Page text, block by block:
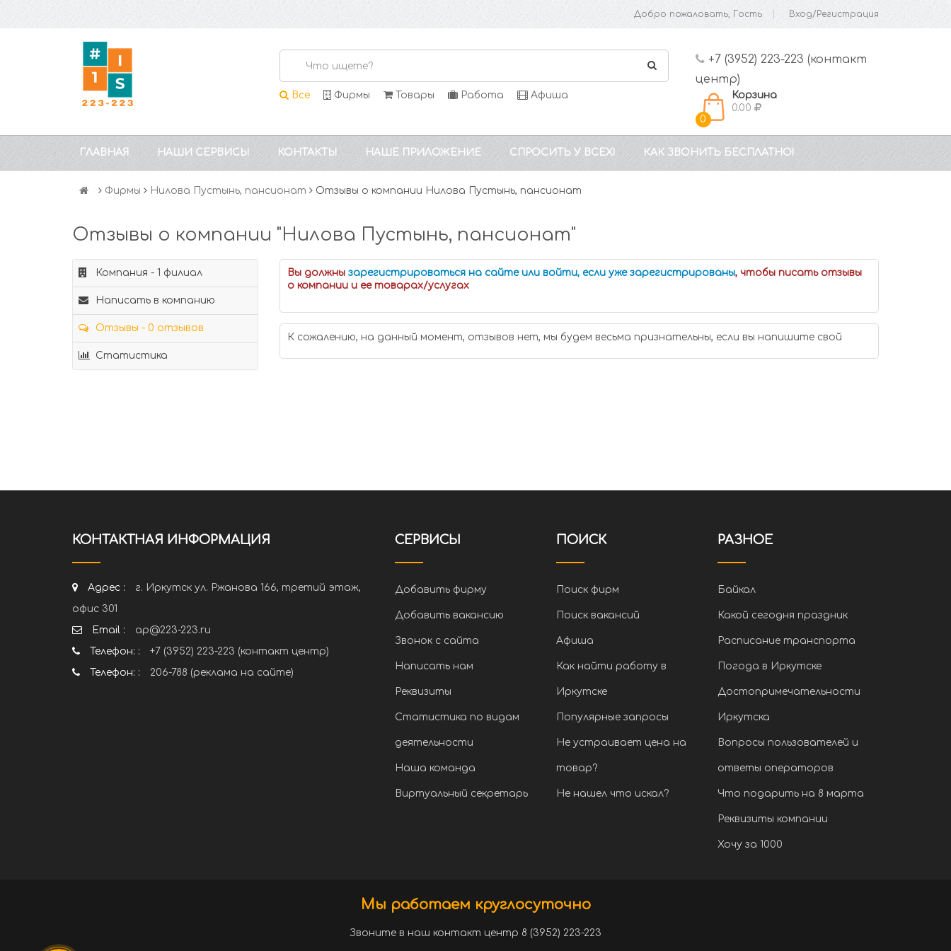
Добро пожаловать, Гость Вход/Регистрация
Все Фирмы Товары Работа Афиша
+7 (3952) 223-223 (контакт
центр)
0
Корзина
0.00
ГЛАВНАЯ НАШИ СЕРВИСЫ КОНТАКТЫ НАШЕ ПРИЛОЖЕНИЕ СПРОСИТЬ У ВСЕХ! КАК ЗВОНИТЬ БЕСПЛАТНО!
Фирмы Нилова Пустынь, пансионат Отзывы о компании Нилова Пустынь, пансионат
Отзывы о компании "Нилова Пустынь, пансионат"
Компания - 1 филиал
Написать в компанию
Отзывы - 0 отзывов
Статистика
Вы должны зарегистрироваться на сайте или войти, если уже зарегистрированы, чтобы писать отзывы
о компании и ее товарах/услугах
К сожалению, на данный момент, отзывов нет, мы будем весьма признательны, если вы напишите свой
КОНТАКТНАЯ ИНФОРМАЦИЯ
Адрес :
г. Иркутск ул. Ржанова 166, третий этаж,
офис 301
Email :
ap@223-223.ru
Телефон: :
+7 (3952) 223-223 (контакт центр)
Телефон: :
206-788 (реклама на сайте)
СЕРВИСЫ
Добавить фирму
Добавить вакансию
Звонок с сайта
Написать нам
Реквизиты
Статистика по видам
деятельности
Наша команда
Виртуальный секретарь
ПОИСК
Поиск фирм
Поиск вакансий
Афиша
Как найти работу в
Иркутске
Популярные запросы
Не устраивает цена на
товар?
Не нашел что искал?
РАЗНОЕ
Байкал
Какой сегодня праздник
Расписание транспорта
Погода в Иркутске
Достопримечательности
Иркутска
Вопросы пользователей и
ответы операторов
Что подарить на 8 марта
Реквизиты компании
Хочу за 1000
Мы работаем круглосуточно
Звоните в наш контакт центр 8 (3952) 223-223